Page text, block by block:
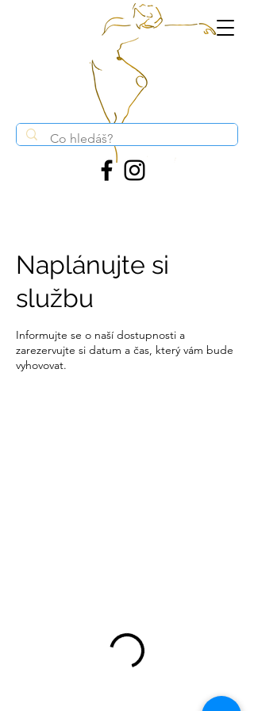
Naplánujte si
službu
Informujte se o naší dostupnosti a
zarezervujte si datum a čas, který vám bude
vyhovovat.